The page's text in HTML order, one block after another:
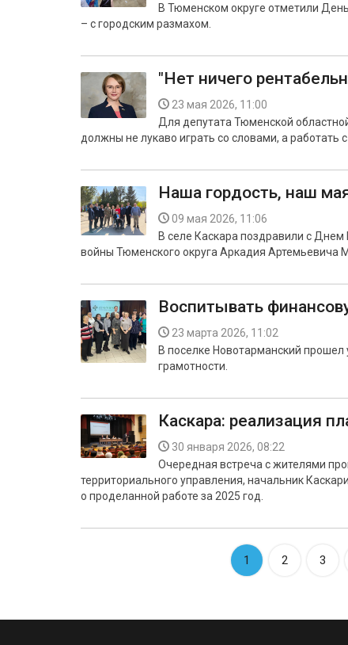
В Тюменском округе отметили
– с городским размахом.
"Нет ничего
23 мая 2026, 11:00
Для депутата Тюменской
должны не лукаво играть со словами, а работать
Наша гордость, наш
09 мая 2026, 11:06
В селе Каскара поздравили с
войны Тюменского округа Аркадия Артемьевича
Воспитывать
23 марта 2026, 11:02
В поселке Новотарманский
грамотности.
Каскара: реализация
30 января 2026, 08:22
Очередная встреча с жителями
территориального управления, начальник
о проделанной работе за 2025 год.
1 2 3